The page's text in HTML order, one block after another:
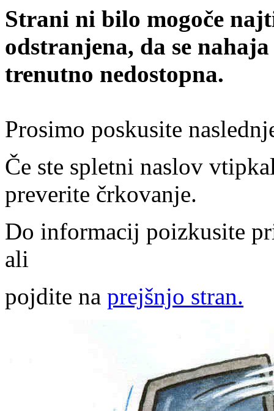
Strani ni bilo mogoče
odstranjena, da se
trenutno nedostopna.
Prosimo poskusite
Če ste spletni naslov
preverite črkovanje.
Do informacij poizkusite
ali
pojdite na prejšnjo stran.